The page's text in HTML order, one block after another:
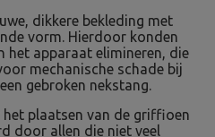
dikkere bekleding met
vorm. Hierdoor konden
het apparaat elimineren, die
mechanische schade bij
gebroken nekstang.
plaatsen van de griffioen
door allen die niet veel